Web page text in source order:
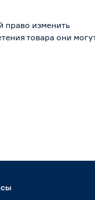
право изменить
товара они